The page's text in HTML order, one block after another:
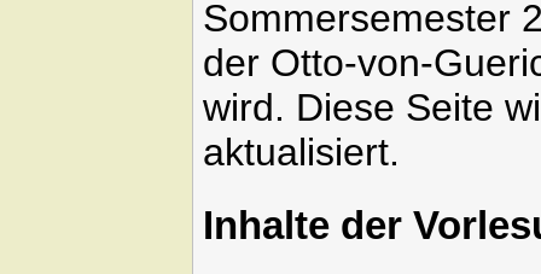
Sommersemester
der Otto-von-
wird. Diese Seite
aktualisiert.
Inhalte der